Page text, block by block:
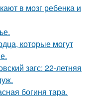
в мозг ребенка и
которые могут
загс: 22-летняя
богиня тара.